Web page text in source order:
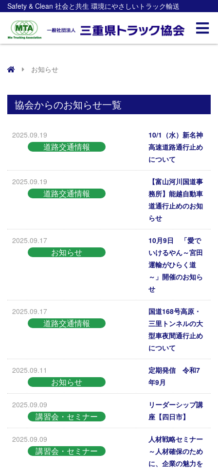
Safety & Clean 社会と共生 環境にやさしいトラック輸送
お知らせ
協会からのお知らせ一覧
2025.09.19
道路交通情報
10/1（水）新名神
高速道路通行止め
について
2025.09.19
道路交通情報
【富山河川国道事
務所】能越自動車
道通行止めのお知
らせ
2025.09.17
お知らせ
10月9日 「愛で
いけるやん～宮田
運輸がひらく道
～」開催のお知ら
せ
2025.09.17
道路交通情報
国道168号高原・
三里トンネルの大
型車夜間通行止め
について
2025.09.11
お知らせ
定期発信 令和7
年9月
2025.09.09
講習会・セミナー
リーダーシップ講
座【四日市】
2025.09.09
講習会・セミナー
人材戦略セミナー
～人材確保のため
に、企業の魅力を